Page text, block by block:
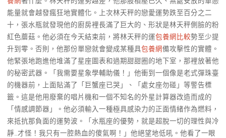
能量就會越發瘋狂地實體化。上次林天秤的戀愛運勢跌至百分之二
十，張水瓶就發現他的廚房裡長滿了巨大的、形狀是林天秤側臉的粉
紅色蘑菇。他必須在今天結束前，將林天秤的運包養網比較勢至少提
升到零。否則，他那份單戀就會變成某種具包養網備攻擊性的實體。
他緊張地跑進他堆滿了星座圖表和過期甜甜圈的地下室，那裡放著他
的秘密武器。「我需要星象學輔助儀！」他衝到一個像是老式彈珠臺
的機器前，上面貼滿了「巨蟹座已哭」、「處女座勿碰」等警告標
籤。這是他用廢棄的唱片機和一個不知名的外星計算器改造而成的
「情感調節器」。他必須輸入一種極具感染力的正面情緒作為燃料，
來抵抗那負面的運勢波。「水瓶座的優勢，就是超脫一切的理性與冷
靜…才怪！我只有一腔熱血的傻氣啊！」他絕望地低吼。他看了一眼